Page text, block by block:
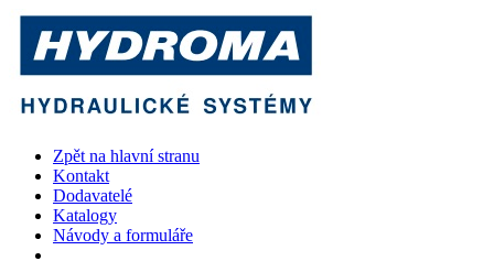
Zpět na hlavní stranu
Kontakt
Dodavatelé
Katalogy
Návody a formuláře